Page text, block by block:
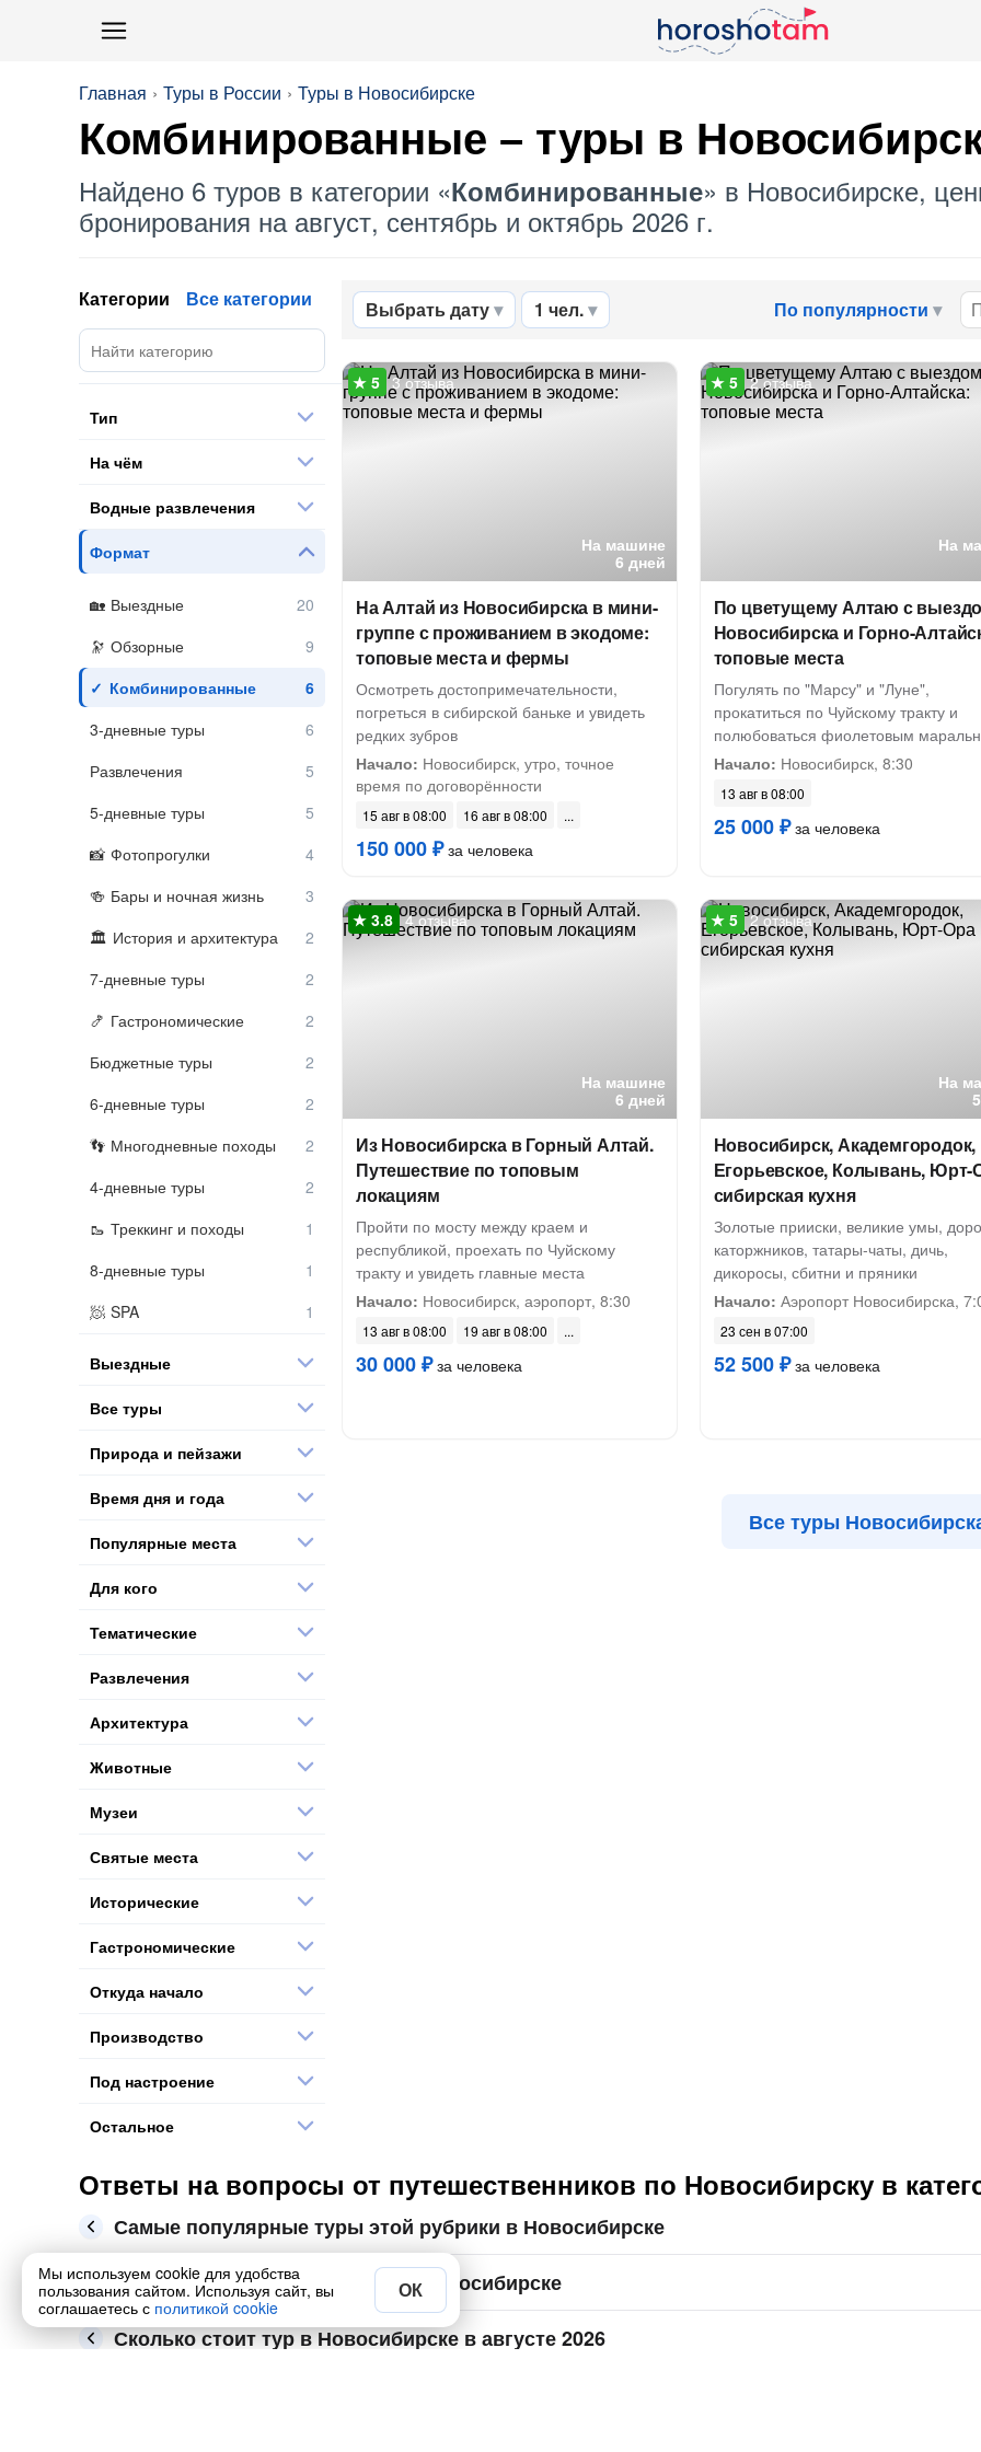
Главная Туры в России Туры в Новосибирске
Комбинированные – туры в
Найдено 6 туров в категории «Комбинированные» в Новосибирске,
бронирования на август, сентябрь и октябрь 2026 г.
Выбрать дату 1 чел. По популярности
На машине
6 дней
3 отзыва
На Алтай из Новосибирска в мини-
группе с проживанием в экодоме:
топовые места и фермы
Осмотреть достопримечательности,
погреться в сибирской баньке и увидеть
редких зубров
Начало: Новосибирск, утро, точное
время по договорённости
15 авг в 08:00 16 авг в 08:00
150 000 ₽за человека
На
2 отзыва
По цветущему Алтаю с
Новосибирска и Горно-
топовые места
Погулять по "Марсу" и "Луне",
прокатиться по Чуйскому тракту и
полюбоваться фиолетовым
Начало: Новосибирск, 8:30
13 авг в 08:00
25 000 ₽за человека
На машине
6 дней
4 отзыва
Из Новосибирска в Горный Алтай.
Путешествие по топовым
локациям
Пройти по мосту между краем и
республикой, проехать по Чуйскому
тракту и увидеть главные места
Начало: Новосибирск, аэропорт, 8:30
13 авг в 08:00 19 авг в 08:00
30 000 ₽за человека
На
2 отзыва
Новосибирск, Академгородок,
Егорьевское, Колывань, Юрт-
сибирская кухня
Золотые прииски, великие умы,
каторжников, татары-чаты, дичь,
дикоросы, сбитни и пряники
Начало: Аэропорт Новосибирска,
23 сен в 07:00
52 500 ₽за человека
Все туры
Категории Все категории
Тип
На чём
Водные развлечения
Формат
Выездные
Обзорные
Комбинированные
3-дневные туры
Развлечения
5-дневные туры
Фотопрогулки
Бары и ночная жизнь
История и архитектура
7-дневные туры
Гастрономические
Бюджетные туры
6-дневные туры
Многодневные походы
4-дневные туры
Треккинг и походы
8-дневные туры
SPA
Выездные
Все туры
Природа и пейзажи
Время дня и года
Популярные места
Для кого
Тематические
Развлечения
Архитектура
Животные
Музеи
Святые места
Исторические
Гастрономические
Откуда начало
Производство
Под настроение
Остальное
Ответы на вопросы от путешественников по Новосибирску в
Самые популярные туры этой рубрики в Новосибирске
Какие места ещё посмотреть в Новосибирске
Сколько стоит тур в Новосибирске в августе 2026
Мы используем cookie для удобства
пользования сайтом. Используя сайт, вы
соглашаетесь с политикой cookie
ОК